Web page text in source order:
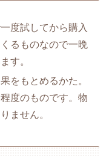
度試してから購入
るものなので一晩
す。
をもとめるかた。
度のものです。物
ません。